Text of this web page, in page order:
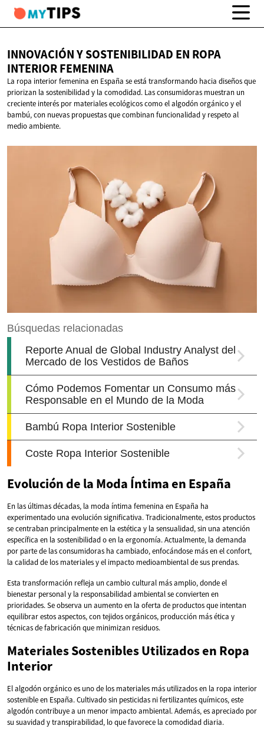
INNOVACIÓN Y SOSTENIBILIDAD EN ROPA
INTERIOR FEMENINA
La ropa interior femenina en España se está transformando hacia diseños que
priorizan la sostenibilidad y la comodidad. Las consumidoras muestran un
creciente interés por materiales ecológicos como el algodón orgánico y el
bambú, con nuevas propuestas que combinan funcionalidad y respeto al
medio ambiente.
Evolución de la Moda Íntima en España
En las últimas décadas, la moda íntima femenina en España ha
experimentado una evolución significativa. Tradicionalmente, estos productos
se centraban principalmente en la estética y la sensualidad, sin una atención
específica en la sostenibilidad o en la ergonomía. Actualmente, la demanda
por parte de las consumidoras ha cambiado, enfocándose más en el confort,
la calidad de los materiales y el impacto medioambiental de sus prendas.
Esta transformación refleja un cambio cultural más amplio, donde el
bienestar personal y la responsabilidad ambiental se convierten en
prioridades. Se observa un aumento en la oferta de productos que intentan
equilibrar estos aspectos, con tejidos orgánicos, producción más ética y
técnicas de fabricación que minimizan residuos.
Materiales Sostenibles Utilizados en Ropa
Interior
El algodón orgánico es uno de los materiales más utilizados en la ropa interior
sostenible en España. Cultivado sin pesticidas ni fertilizantes químicos, este
algodón contribuye a un menor impacto ambiental. Además, es apreciado por
su suavidad y transpirabilidad, lo que favorece la comodidad diaria.